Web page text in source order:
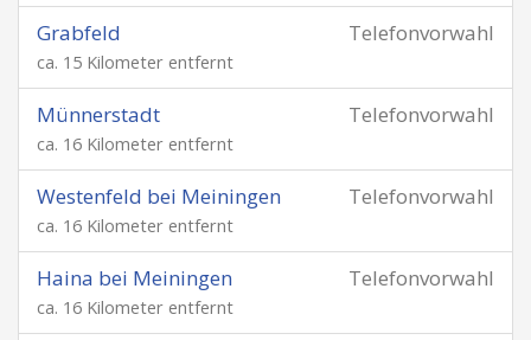
Telefonvorwahl
Grabfeld
ca. 15 Kilometer entfernt
Telefonvorwahl
Münnerstadt
ca. 16 Kilometer entfernt
Telefonvorwahl
Westenfeld bei Meiningen
ca. 16 Kilometer entfernt
Telefonvorwahl
Haina bei Meiningen
ca. 16 Kilometer entfernt